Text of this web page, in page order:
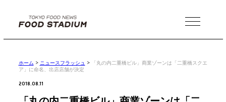
MENU
ホーム > ニュースフラッシュ >
「丸の内二重橋ビル」商業ゾーンは「二重橋スクエ
ア」に命名、出店店舗が決定
2018.08.11